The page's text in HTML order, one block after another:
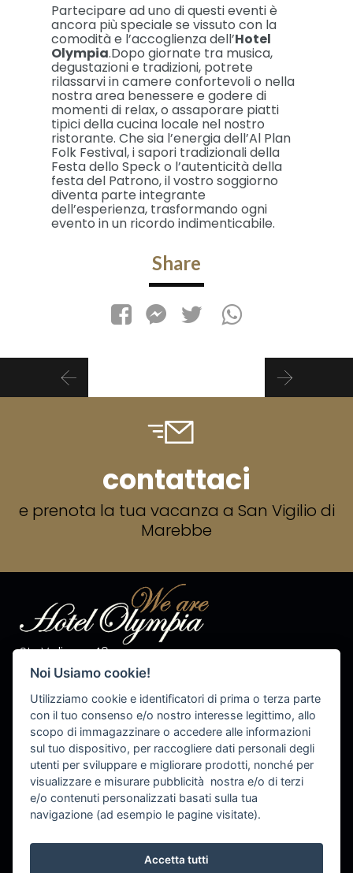
Partecipare ad uno di questi eventi è
ancora più speciale se vissuto con la
comodità e l’accoglienza dell’Hotel
Olympia.Dopo giornate tra musica,
degustazioni e tradizioni, potrete
rilassarvi in camere confortevoli o nella
nostra area benessere e godere di
momenti di relax, o assaporare piatti
tipici della cucina locale nel nostro
ristorante. Che sia l’energia dell’Al Plan
Folk Festival, i sapori tradizionali della
Festa dello Speck o l’autenticità della
festa del Patrono, il vostro soggiorno
diventa parte integrante
dell’esperienza, trasformando ogni
evento in un ricordo indimenticabile.
Share
contattaci
e prenota la tua vacanza a San Vigilio di
Marebbe
Str. Valiares 40
I-39030 S.Vigilio di Marebbe
Tel. +39 0474 50 10 28
Fax +39 0474 50 13 81
P.IVA 00576540215
info@olympiahotel.it
Cookie Settings
Noi Usiamo cookie!
Utilizziamo cookie e identificatori di prima o terza parte
con il tuo consenso e/o nostro interesse legittimo, allo
scopo di immagazzinare o accedere alle informazioni
sul tuo dispositivo, per raccogliere dati personali degli
utenti per sviluppare e migliorare prodotti, nonché per
visualizzare e misurare pubblicità nostra e/o di terzi
e/o contenuti personalizzati basati sulla tua
navigazione (ad esempio le pagine visitate).
Accetta tutti